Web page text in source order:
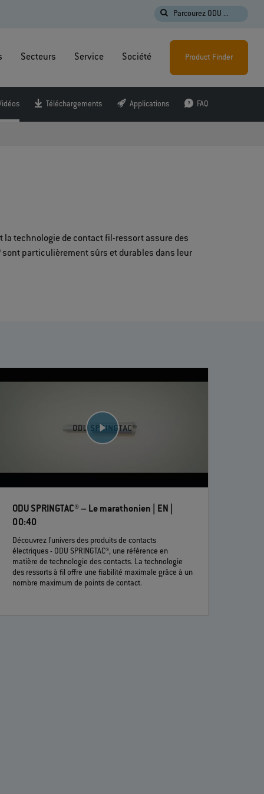
Parcourez ODU ...
Secteurs Service Société Product Finder
Téléchargements Applications FAQ
la technologie de contact fil-ressort assure des
sont particulièrement sûrs et durables dans leur
ODU SPRINGTAC® – Le marathonien | EN |
00:40
Découvrez l'univers des produits de contacts
électriques - ODU SPRINGTAC®, une référence en
matière de technologie des contacts. La technologie
des ressorts à fil offre une fiabilité maximale grâce à un
nombre maximum de points de contact.